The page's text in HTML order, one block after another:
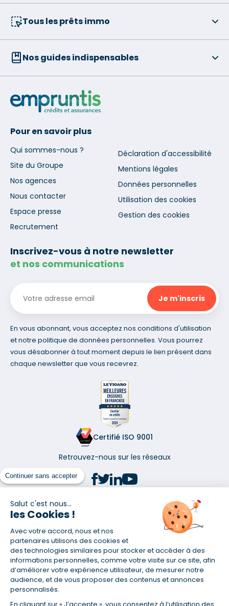
Continuer sans accepter
Salut c'est nous...
les Cookies !
Avec votre accord, nous et nos
partenaires utilisons des cookies et
des technologies similaires pour stocker et accéder à des
informations personnelles, comme votre visite sur ce site, afin
d’améliorer votre expérience utilisateur, de mesurer notre
audience, et de vous proposer des contenus et annonces
personnalisés.
En cliquant sur « J’accepte », vous consentez à l’utilisation des
Tous les prêts immo
Nos guides indispensables
Pour en savoir plus
Qui sommes-nous ?
Site du Groupe
Nos agences
Nous contacter
Espace presse
Recrutement
Déclaration d'accessibilité
Mentions légales
Données personnelles
Utilisation des cookies
Gestion des cookies
Inscrivez-vous à notre newsletter
et nos communications
En vous abonnant, vous acceptez nos conditions d'utilisation
et notre politique de données personnelles. Vous pourrez
vous désabonner à tout moment depuis le lien présent dans
chaque newsletter que vous recevrez.
Certifié ISO 9001
Retrouvez-nous sur les réseaux
(1) Taux fixe national hors assurance et selon votre profil
(2) Économie de 65 % pour l'assurance d'un prêt amortissable de 330
457,23 € à 0,90 % sur 19,5 ans, accordé à un salarié non cadre assuré à
100 % (décès, PTIA, IPP, ITT, IPP) âgé de 36 ans fumeur et une personne
salariée non cadre assurée à 100 % (décès, PTIA, IPP, ITT, IPP) âgée de 35
ans et non-fumeur, tous deux sans risque médical connu. Au
14/07/2019, coût de l'assurance proposée par la banque 179,08 €/mois
en moyenne contre 64,60 €/mois en moyenne au 14/07/2022 avec
Empruntis.com (TAEA : 0,44 %, coût total de l'assurance : 15 117,65 €).
(3) Taux minimum pour un crédit consommation d'un montant fixé entre